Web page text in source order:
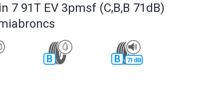
7 91T EV 3pmsf (C,B,B 71dB)
B B 71 dB